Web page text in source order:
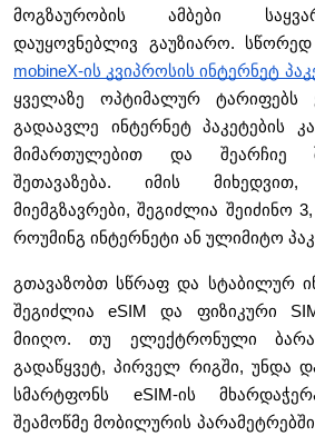
მოგზაურობის ამბები
mobineX-ის კვიპროსის ინტერნეტ
ყველაზე ოპტიმალურ ტარიფებს
გადაავლე ინტერნეტ პაკეტების
მიმართულებით და შეარჩიე
შეთავაზება. იმის
მიემგზავრები, შეგიძლია შეიძინო
როუმინგ ინტერნეტი ან ულიმიტო
გთავაზობთ სწრაფ და სტაბილურ
შეგიძლია eSIM და ფიზიკური
მიიღო. თუ ელექტრონული
გადაწყვეტ, პირველ რიგში, უნდა
სმარტფონს eSIM-ის
შეამოწმე მობილურის პარამეტრებში